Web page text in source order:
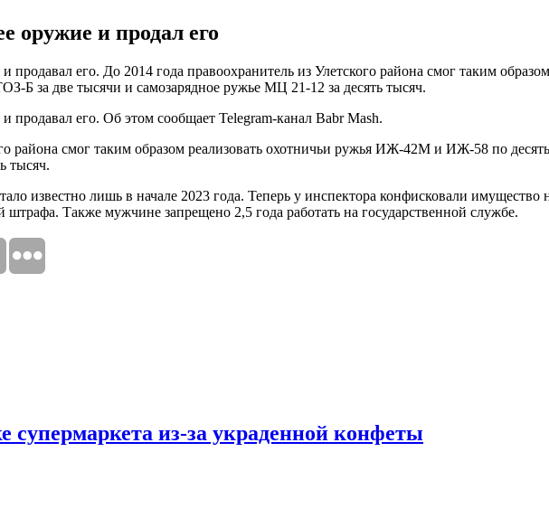
оружие и продал его
его. До 2014 года правоохранитель из Улетского района смог таким
Б за две тысячи и самозарядное ружье МЦ 21-12 за десять тысяч.
его. Об этом сообщает Telegram-канал Babr Mash.
района смог таким образом реализовать охотничьи ружья ИЖ-42М и ИЖ-58 по
тысяч.
известно лишь в начале 2023 года. Теперь у инспектора конфисковали имущество
Также мужчине запрещено 2,5 года работать на государственной службе.
из-за украденной конфеты